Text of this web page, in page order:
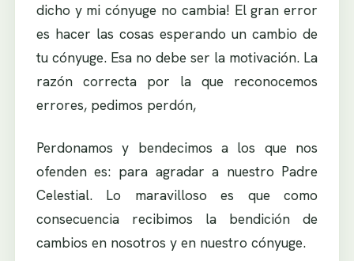
dicho y mi cónyuge no cambia! El gran error
es hacer las cosas esperando un cambio de
tu cónyuge. Esa no debe ser la motivación. La
razón correcta por la que reconocemos
errores, pedimos perdón,
Perdonamos y bendecimos a los que nos
ofenden es: para agradar a nuestro Padre
Celestial. Lo maravilloso es que como
consecuencia recibimos la bendición de
cambios en nosotros y en nuestro cónyuge.